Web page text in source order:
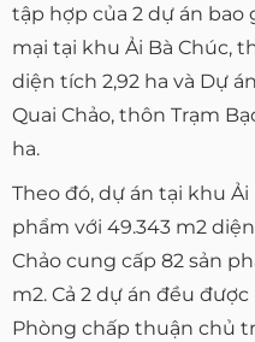
tập hợp của 2 dự án
mại tại khu Ải Bà Chúc,
diện tích 2,92 ha và Dự
Quai Chảo, thôn Trạm
ha.
Theo đó, dự án tại khu Ải
phẩm với 49.343 m2
Chảo cung cấp 82 sản
m2. Cả 2 dự án đều
Phòng chấp thuận chủ